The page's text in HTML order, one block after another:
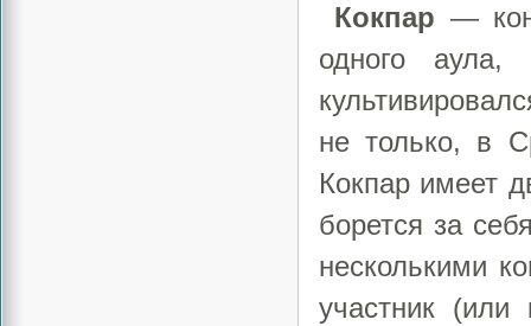
Кокпар —
одного
не только, в
Кокпар имеет
борется за
несколькими
участник